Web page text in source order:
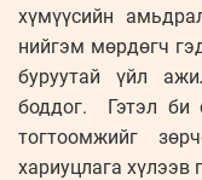
хүмүүсийн
нийгэм мөрдөгч
буруутай үйл
боддог. Гэтэл би
тогтоомжийг
хариуцлага хүлээв